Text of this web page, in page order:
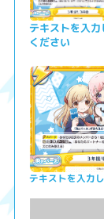
テキストを入力
ください
テキストを入力